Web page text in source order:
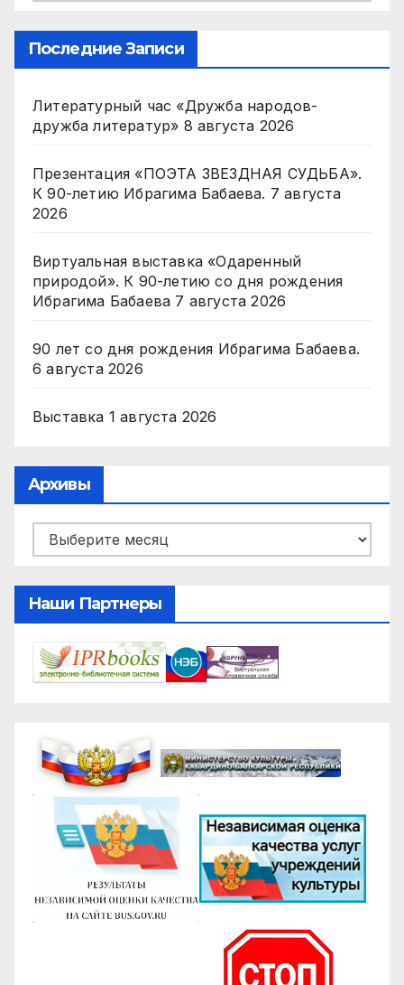
Последние Записи
Литературный час «Дружба народов-
дружба литератур» 8 августа 2026
Презентация «ПОЭТА ЗВЕЗДНАЯ СУДЬБА».
К 90-летию Ибрагима Бабаева. 7 августа
2026
Виртуальная выставка «Одаренный
природой». К 90-летию со дня рождения
Ибрагима Бабаева 7 августа 2026
90 лет со дня рождения Ибрагима Бабаева.
6 августа 2026
Выставка 1 августа 2026
Архивы
Архивы
Наши Партнеры